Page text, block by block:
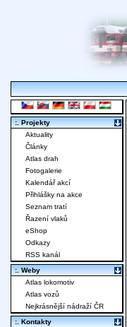
:. Projekty
Aktuality
Články
Atlas drah
Fotogalerie
Kalendář akcí
Přihlášky na akce
Seznam tratí
Řazení vlaků
eShop
Odkazy
RSS kanál
:. Weby
Atlas lokomotiv
Atlas vozů
Nejkrásnější nádraží ČR
:. Kontakty